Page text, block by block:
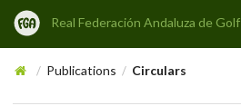
Real Federación Andaluza de Golf
/ Publications / Circulars